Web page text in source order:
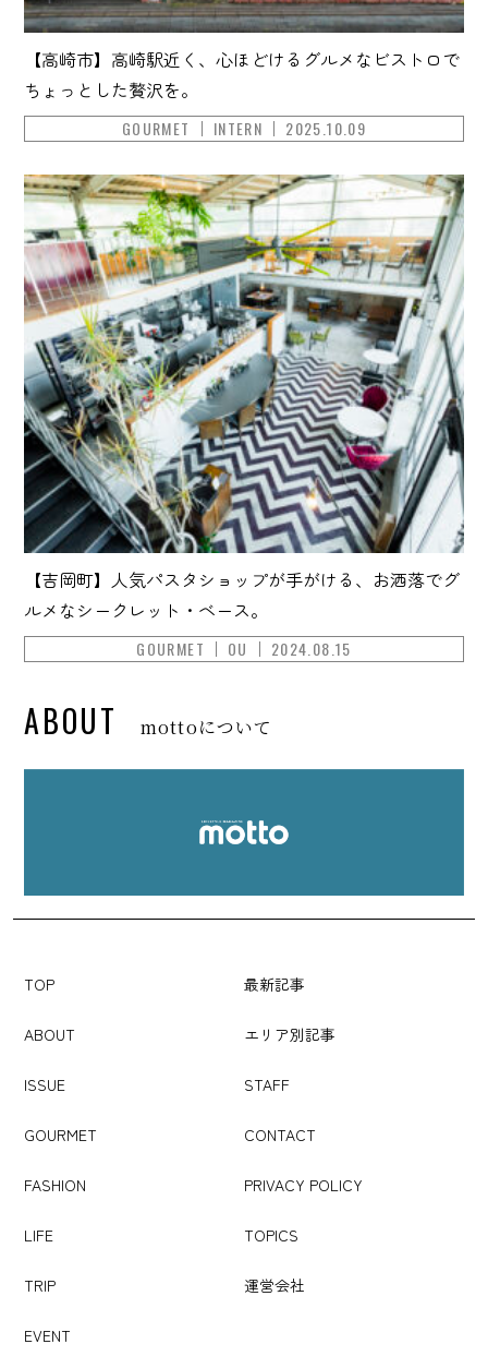
【高崎市】高崎駅近く、心ほどけるグルメなビストロで
ちょっとした贅沢を。
GOURMET INTERN 2025.10.09
【吉岡町】人気パスタショップが手がける、お洒落でグ
ルメなシークレット・ベース。
GOURMET OU 2024.08.15
ABOUT mottoについて
TOP 最新記事
ABOUT エリア別記事
ISSUE STAFF
GOURMET CONTACT
FASHION PRIVACY POLICY
LIFE TOPICS
TRIP 運営会社
EVENT